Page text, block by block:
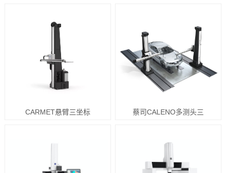
CARMET悬臂三坐标 蔡司CALENO多测头三